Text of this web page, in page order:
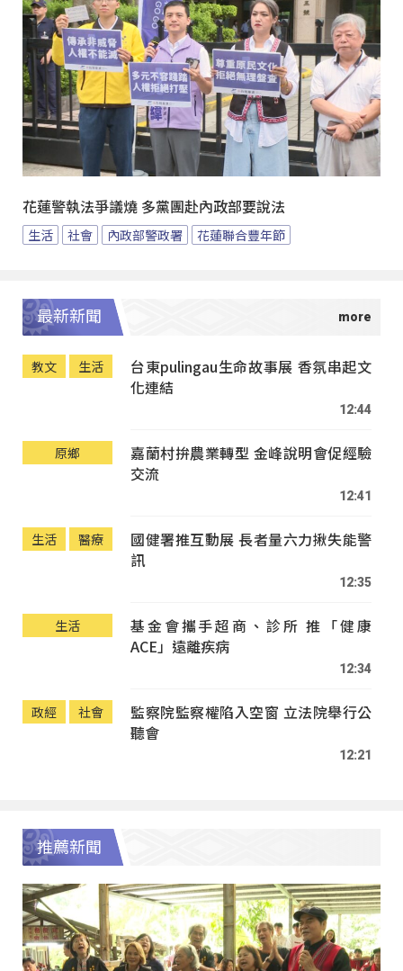
花蓮警執法爭議燒 多黨團赴內政部要說法
生活 社會 內政部警政署 花蓮聯合豐年節
最新新聞
教文 生活
台東pulingau生命故事展 香氛串起文
化連結
12:44
原鄉
嘉蘭村拚農業轉型 金峰說明會促經驗
交流
12:41
生活 醫療
國健署推互動展 長者量六力揪失能警
訊
12:35
生活
基金會攜手超商、診所 推「健康
ACE」遠離疾病
12:34
政經 社會
監察院監察權陷入空窗 立法院舉行公
聽會
12:21
推薦新聞